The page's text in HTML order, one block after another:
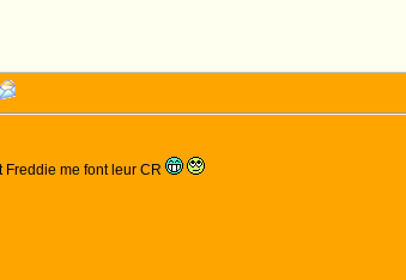
Freddie me font leur CR